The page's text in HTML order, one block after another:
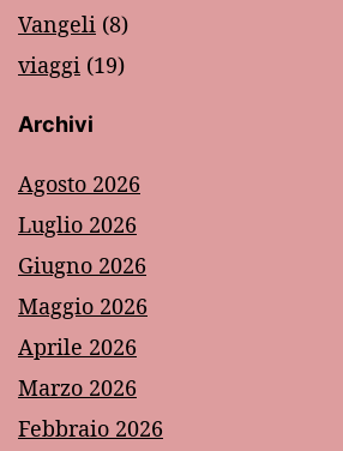
Vangeli (8)
viaggi (19)
Archivi
Agosto 2026
Luglio 2026
Giugno 2026
Maggio 2026
Aprile 2026
Marzo 2026
Febbraio 2026